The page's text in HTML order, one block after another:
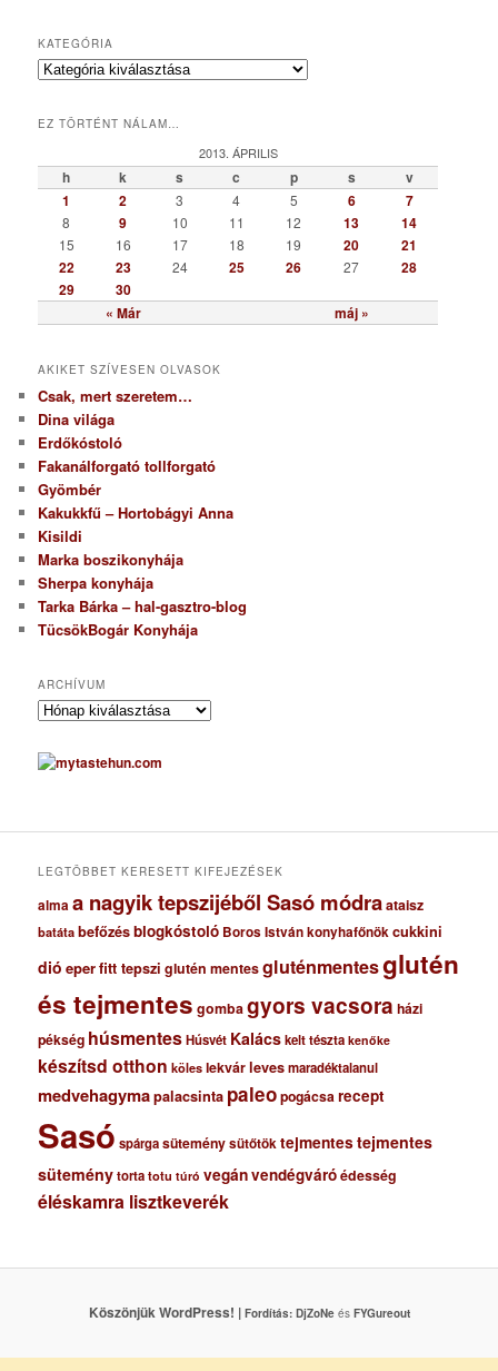
KATEGÓRIA
K
e
r
EZ TÖRTÉNT NÁLAM…
2013. ÁPRILIS
h k s c p s v
« Már máj »
1 2 3 4 5 6 7
8 9 10 11 12 13 14
15 16 17 18 19 20
21
22
23 24 25 26 27
28
29
30
AKIKET SZÍVESEN OLVASOK
Csak, mert szeretem…
Dina világa
Erdőkóstoló
Fakanálforgató tollforgató
Gyömbér
Kakukkfű – Hortobágyi Anna
Kisildi
Marka boszikonyhája
Sherpa konyhája
Tarka Bárka – hal-gasztro-blog
TücsökBogár Konyhája
ARCHÍVUM
A
c
h
u
LEGTÖBBET KERESETT KIFEJEZÉSEK
almaa nagyik tepszijéből Sasó módraataisz
batáta befőzésblogkóstoló Boros István konyhafőnökcukkini
dió eperfitt tepszi glutén mentesgluténmentesglutén
és tejmentes gombagyors vacsora házi
pékség húsmentesHúsvét Kalácskelt tészta kenőke
készítsd otthon köles lekvárlevesmaradéktalanul
medvehagymapalacsinta paleopogácsa recept
Sasó spárgasüteménysütőtöktejmentestejmentes
süteménytorta totu túró vegánvendégváróédesség
éléskamra lisztkeverék
Köszönjük WordPress! | Fordítás: DjZoNeés FYGureout